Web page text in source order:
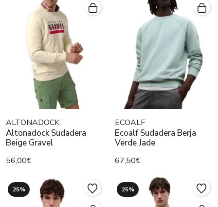
ALTONADOCK
Altonadock Sudadera
Beige Gravel
56,00€
ECOALF
Ecoalf Sudadera Berja
Verde Jade
67,50€
25% 25%